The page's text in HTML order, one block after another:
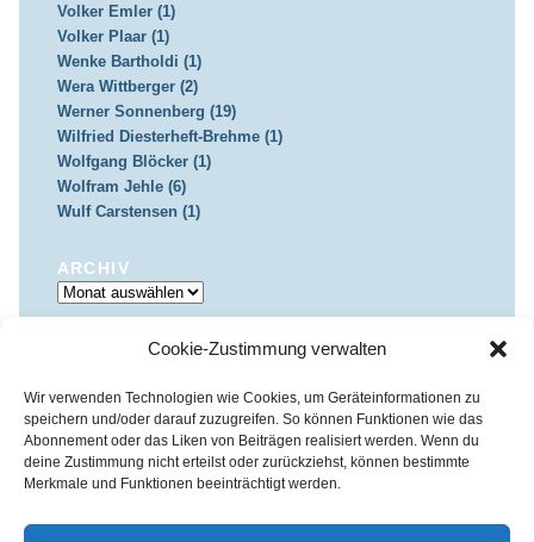
Cookie-Zustimmung verwalten
Wir verwenden Technologien wie Cookies, um Geräteinformationen zu
speichern und/oder darauf zuzugreifen. So können Funktionen wie das
Abonnement oder das Liken von Beiträgen realisiert werden. Wenn du
deine Zustimmung nicht erteilst oder zurückziehst, können bestimmte
Merkmale und Funktionen beeinträchtigt werden.
Volker Emler (1)
Volker Plaar (1)
Wenke Bartholdi (1)
Wera Wittberger (2)
Werner Sonnenberg (19)
Wilfried Diesterheft-Brehme (1)
Wolfgang Blöcker (1)
Wolfram Jehle (6)
Wulf Carstensen (1)
ARCHIV
Archiv
IMPRESSUM & DATENSCHUTZ
Datenschutz
Kirchenkreis Essen | Referat für Presse- und Öffentlichkeitsarbeit /